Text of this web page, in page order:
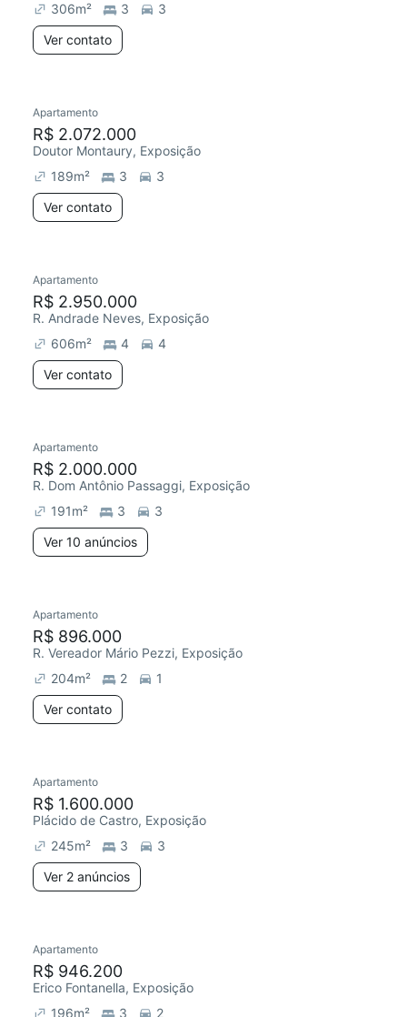
306m² 3
3
Ver contato
Apartamento
R$ 2.072.000
Doutor Montaury, Exposição
189m² 3
3
Ver contato
Apartamento
R$ 2.950.000
R. Andrade Neves, Exposição
606m² 4
4
Ver contato
Apartamento
R$ 2.000.000
R. Dom Antônio Passaggi, Exposição
191m² 3
3
Ver 10 anúncios
Apartamento
R$ 896.000
R. Vereador Mário Pezzi, Exposição
204m² 2
1
Ver contato
Apartamento
R$ 1.600.000
Plácido de Castro, Exposição
245m² 3
3
Ver 2 anúncios
Apartamento
R$ 946.200
Erico Fontanella, Exposição
196m² 3 2